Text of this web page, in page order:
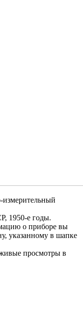
1950-е годы.
о приборе вы
указанному в шапке
просмотры в